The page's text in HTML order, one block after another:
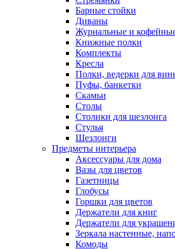
Барные стойки
Диваны
Журнальные и
Книжные полки
Комплекты
Кресла
Полки, ведерки для
Пуфы, банкетки
Скамьи
Столы
Столики для шезлонга
Стулья
Шезлонги
Предметы интерьера
Аксессуары для дома
Вазы для цветов
Газетницы
Глобусы
Горшки для цветов
Держатели для книг
Держатели для
Зеркала настенные,
Комоды